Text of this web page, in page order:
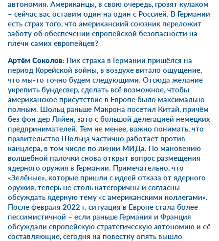
автономия. Американцы, в свою очередь, грозят кулаком
– сейчас вас оставим один на один с Россией. В Германии
есть страх того, что американский союзник переложит
заботу об обеспечении европейской безопасности на
плечи самих европейцев?
Артём Соколов: Пик страха в Германии пришёлся на
период Корейской войны, в воздухе витало ощущение,
что мы-то точно будем следующими. Отсюда желание
укрепить бундесвер, сделать всё возможное, чтобы
американское присутствие в Европе было максимально
полным. Шольц раньше Макрона посетил Китай, причём
без фон дер Ляйен, зато с большой делегацией немецких
предпринимателей. Тем не менее, важно понимать, что
правительство Шольца частично работает против
канцлера, в том числе по линии МИДа. По мановению
волшебной палочки снова открыт вопрос размещения
ядерного оружия в Германии. Примечательно, что
«Зелёные», которые пришли с идеей отказа от ядерного
оружия, теперь не столь категоричны и согласны
обсуждать ядерную тему «с американскими коллегами».
После февраля 2022 г. ситуация в Европе стала более
пессимистичной – если раньше Германия и Франция
обсуждали европейскую стратегическую автономию и её
составляющие, сегодня на повестку опять вышло